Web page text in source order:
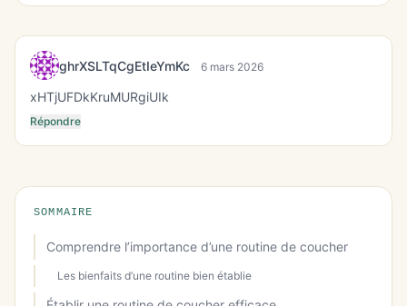
ghrXSLTqCgEtIeYmKc 6 mars 2026
xHTjUFDkKruMURgiUIk
Répondre
SOMMAIRE
Comprendre l’importance d’une routine de coucher
Les bienfaits d’une routine bien établie